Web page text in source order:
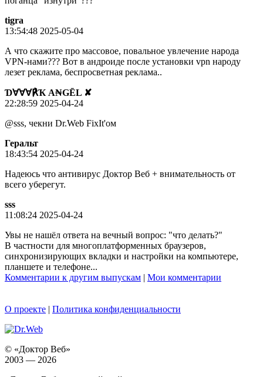
tigra
13:54:48 2025-05-04
А что скажите про массовое, повальное увлечение народа
VPN-нами??? Вот в андроиде после установки vpn народу
лезет реклама, беспросветная реклама..
Ɗ∀∀∀℟Ҡ A₦GĒL ✘
22:28:59 2025-04-24
@sss, чекни Dr.Web FixIt'ом
Геральт
18:43:54 2025-04-24
Надеюсь что антивирус Доктор Веб + внимательность от
всего уберегут.
sss
11:08:24 2025-04-24
Увы не нашёл ответа на вечный вопрос: "что делать?"
В частности для многоплатформенных браузеров,
синхронизирующих вкладки и настройки на компьютере,
планшете и телефоне...
Комментарии к другим выпускам | Мои комментарии
О проекте | Политика конфиденциальности
© «Доктор Веб»
2003 — 2026